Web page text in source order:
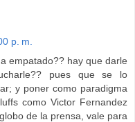
p. m.
empatado?? hay que darle
pues que se lo
y poner como paradigma
como Victor Fernandez
de la prensa, vale para